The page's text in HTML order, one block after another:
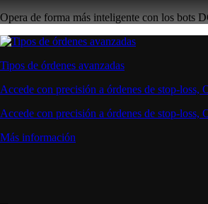
Opera de forma más inteligente con los bots
Tipos de órdenes avanzadas
Accede con precisión a órdenes de stop-loss,
Accede con precisión a órdenes de stop-loss,
Más información